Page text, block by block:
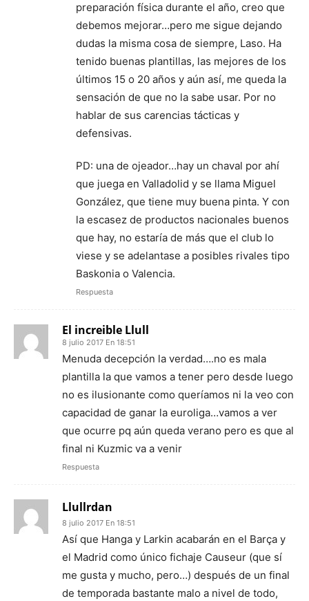
preparación física durante el año, creo que
debemos mejorar…pero me sigue dejando
dudas la misma cosa de siempre, Laso. Ha
tenido buenas plantillas, las mejores de los
últimos 15 o 20 años y aún así, me queda la
sensación de que no la sabe usar. Por no
hablar de sus carencias tácticas y
defensivas.
PD: una de ojeador…hay un chaval por ahí
que juega en Valladolid y se llama Miguel
González, que tiene muy buena pinta. Y con
la escasez de productos nacionales buenos
que hay, no estaría de más que el club lo
viese y se adelantase a posibles rivales tipo
Baskonia o Valencia.
Respuesta
El increible Llull
8 julio 2017 En 18:51
Menuda decepción la verdad….no es mala
plantilla la que vamos a tener pero desde luego
no es ilusionante como queríamos ni la veo con
capacidad de ganar la euroliga…vamos a ver
que ocurre pq aún queda verano pero es que al
final ni Kuzmic va a venir
Respuesta
Llullrdan
8 julio 2017 En 18:51
Así que Hanga y Larkin acabarán en el Barça y
el Madrid como único fichaje Causeur (que sí
me gusta y mucho, pero…) después de un final
de temporada bastante malo a nivel de todo,